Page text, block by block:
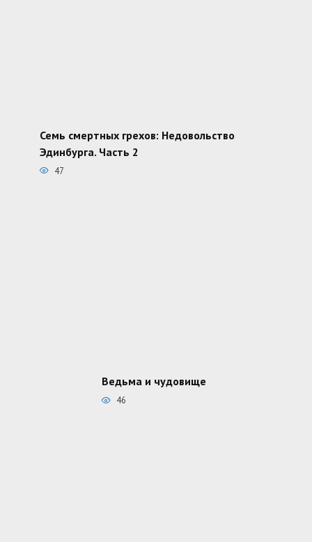
Семь смертных грехов: Недовольство
Эдинбурга. Часть 2
47
Ведьма и чудовище
46